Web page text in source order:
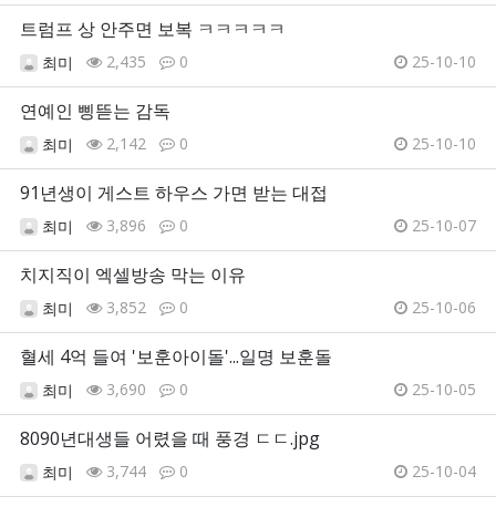
트럼프 상 안주면 보복 ㅋㅋㅋㅋㅋ
최미 2,435 0 25-10-10
연예인 삥뜯는 감독
최미 2,142 0 25-10-10
91년생이 게스트 하우스 가면 받는 대접
최미 3,896 0 25-10-07
치지직이 엑셀방송 막는 이유
최미 3,852 0 25-10-06
혈세 4억 들여 '보훈아이돌'...일명 보훈돌
최미 3,690 0 25-10-05
8090년대생들 어렸을 때 풍경 ㄷㄷ.jpg
최미 3,744 0 25-10-04